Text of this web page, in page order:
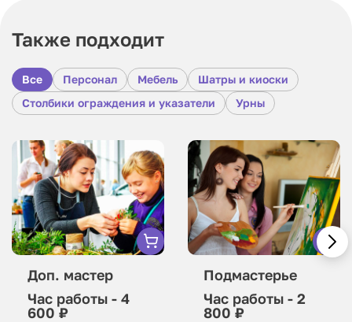
Также подходит
Все Персонал Мебель
Шатры и киоски
Столбики ограждения и указатели
Урны
Доп. мастер
Час работы - 4
600 ₽
Подмастерье
Час работы - 2
800 ₽